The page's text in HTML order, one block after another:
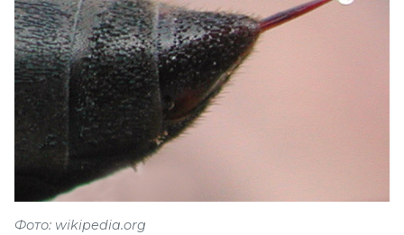
Фото: wikipedia.org